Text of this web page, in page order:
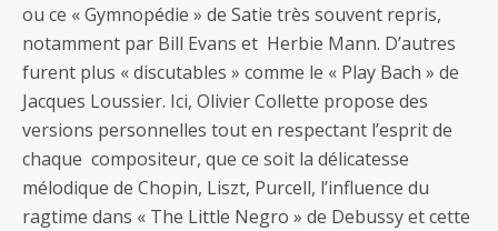
ou ce « Gymnopédie » de Satie très souvent repris,
notamment par Bill Evans et Herbie Mann. D’autres
furent plus « discutables » comme le « Play Bach » de
Jacques Loussier. Ici, Olivier Collette propose des
versions personnelles tout en respectant l’esprit de
chaque compositeur, que ce soit la délicatesse
mélodique de Chopin, Liszt, Purcell, l’influence du
ragtime dans « The Little Negro » de Debussy et cette